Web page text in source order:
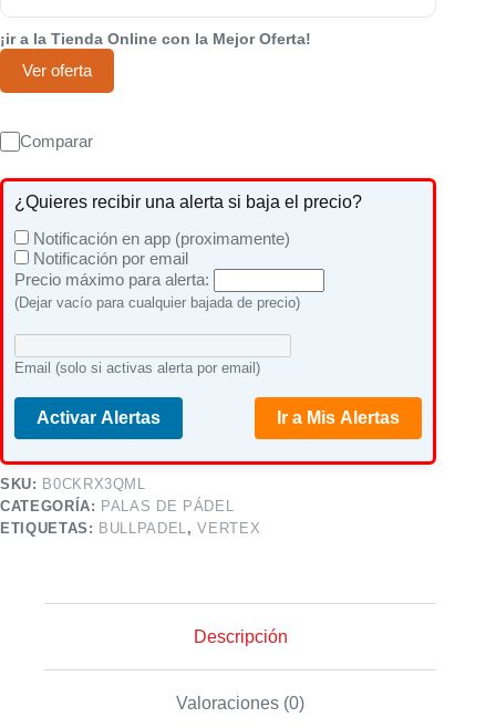
¡ir a la Tienda Online con la Mejor Oferta!
Ver oferta
Comparar
¿Quieres recibir una alerta si baja el precio?
Notificación en app (proximamente)
Notificación por email
Precio máximo para alerta:
(Dejar vacío para cualquier bajada de precio)
Email (solo si activas alerta por email)
Activar Alertas Ir a Mis Alertas
SKU: B0CKRX3QML
CATEGORÍA: PALAS DE PÁDEL
ETIQUETAS: BULLPADEL ,VERTEX
Descripción
Valoraciones (0)